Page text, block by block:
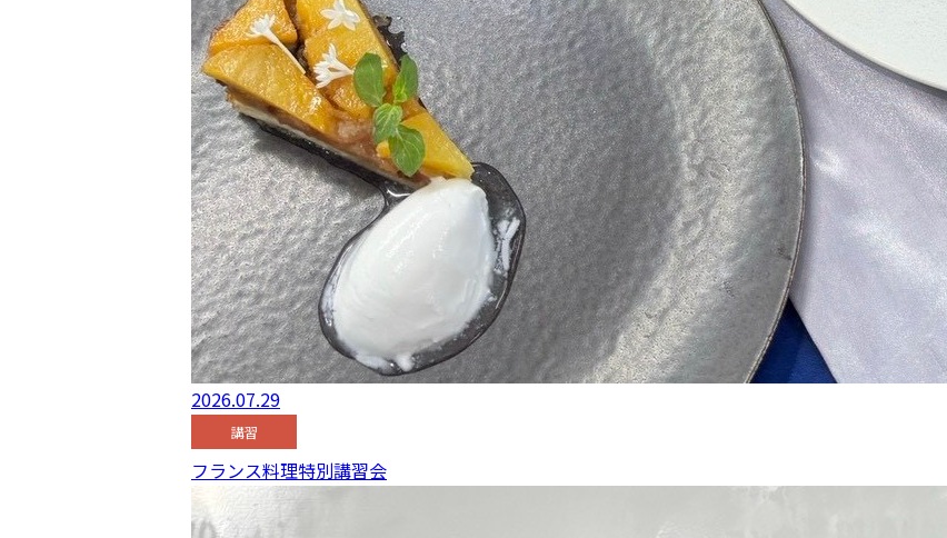
2026.07.29
講習
フランス料理特別講習会